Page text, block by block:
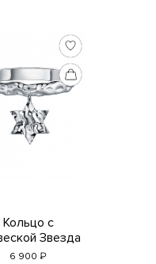
Кольцо с
Звезда
Давида
6 900 ₽